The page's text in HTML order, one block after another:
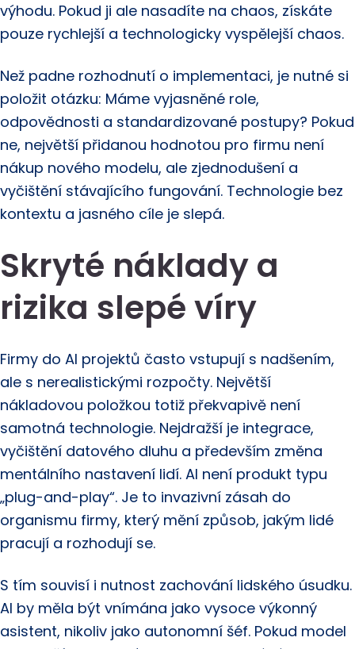
výhodu. Pokud ji ale nasadíte na chaos, získáte
pouze rychlejší a technologicky vyspělejší chaos.
Než padne rozhodnutí o implementaci, je nutné si
položit otázku: Máme vyjasněné role,
odpovědnosti a standardizované postupy? Pokud
ne, největší přidanou hodnotou pro firmu není
nákup nového modelu, ale zjednodušení a
vyčištění stávajícího fungování. Technologie bez
kontextu a jasného cíle je slepá.
Skryté náklady a
rizika slepé víry
Firmy do AI projektů často vstupují s nadšením,
ale s nerealistickými rozpočty. Největší
nákladovou položkou totiž překvapivě není
samotná technologie. Nejdražší je integrace,
vyčištění datového dluhu a především změna
mentálního nastavení lidí. AI není produkt typu
„plug-and-play“. Je to invazivní zásah do
organismu firmy, který mění způsob, jakým lidé
pracují a rozhodují se.
S tím souvisí i nutnost zachování lidského úsudku.
AI by měla být vnímána jako vysoce výkonný
asistent, nikoliv jako autonomní šéf. Pokud model